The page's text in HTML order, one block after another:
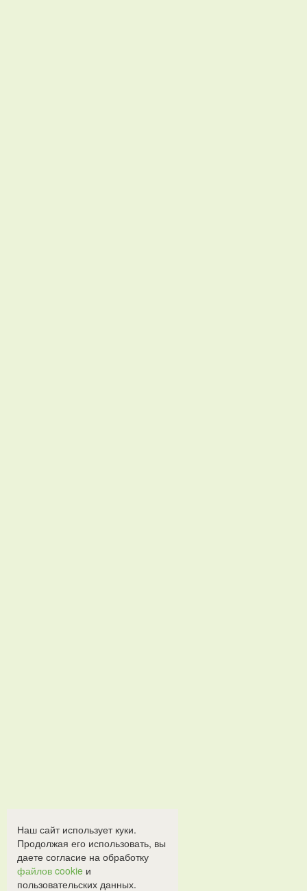
Наш сайт использует куки.
Продолжая его использовать, вы
даете согласие на обработку
файлов cookie и
пользовательских данных.